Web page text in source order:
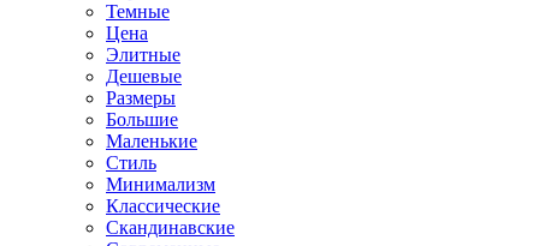
Темные
Цена
Элитные
Дешевые
Размеры
Большие
Маленькие
Стиль
Минимализм
Классические
Скандинавские